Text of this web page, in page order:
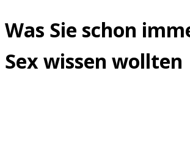
Was Sie schon
Sex wissen wollten